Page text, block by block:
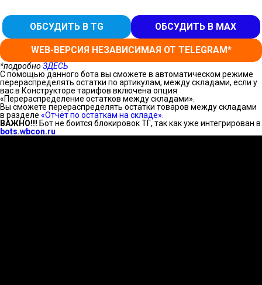
ОБСУДИТЬ В TG ОБСУДИТЬ В MAX
WEB-ВЕРСИЯ НЕЗАВИСИМАЯ ОТ TELEGRAM*
*подробно ЗДЕСЬ
С помощью данного бота вы сможете в автоматическом режиме
перераспределять остатки по артикулам, между складами, если у
вас в Конструкторе тарифов включена опция
«Перераспределение остатков между складами».
Вы сможете перераспределять остатки товаров между складами
в разделе «Отчёт по остаткам на складе»
ВАЖНО!!! Бот не боится блокировок ТГ, так как уже интегрирован в
bots.wbcon.ru